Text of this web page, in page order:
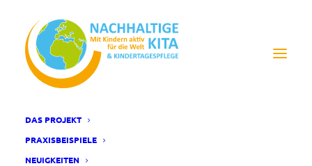
DAS PROJEKT
PRAXISBEISPIELE
NEUIGKEITEN